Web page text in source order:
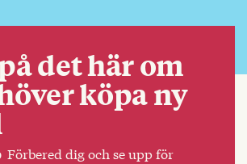
det här om
köpa ny
Förbered dig och se upp för